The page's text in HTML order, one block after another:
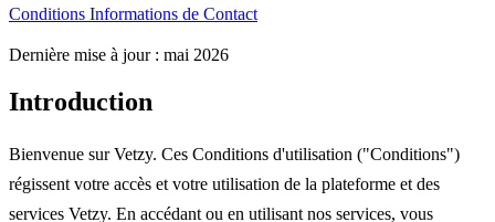
Conditions Informations de Contact
Dernière mise à jour : mai 2026
Introduction
Bienvenue sur Vetzy. Ces Conditions d'utilisation ("Conditions")
régissent votre accès et votre utilisation de la plateforme et des
services Vetzy. En accédant ou en utilisant nos services, vous